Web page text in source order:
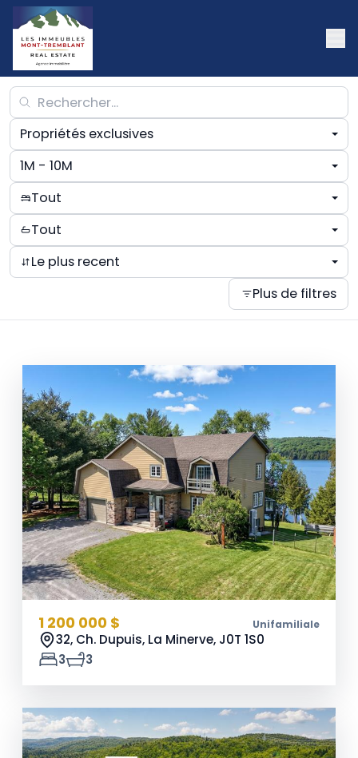
Propriétés exclusives
1M - 10M
Tout
Tout
Le plus recent
Plus de filtres
1 200 000 $ Unifamiliale
32, Ch. Dupuis, La Minerve, J0T 1S0
3
3